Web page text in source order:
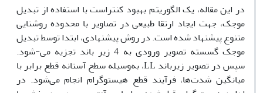
در این مقاله، یک الگوریتم بهبود کنتراست با استفاده از تبدیل
موجک، جهت ایجاد ارتقا طبیعی در تصاویر با محدوده‌ روشنایی
متنوع پیشنهاد شده‌ است. در روش پیشنهادی، ابتدا توسط تبدیل
موجک گسسته تصویر ورودی به 4 زیر باند تجزیه می-شود.
سپس در تصویر زیرباند LL، به‌وسیله سطح آستانه قطع برابر با
میانگین شدت‌ها، فرآیند قطع هیستوگرام انجام می‌شود. در